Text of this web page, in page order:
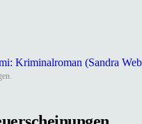
Kriminalroman (Sandra